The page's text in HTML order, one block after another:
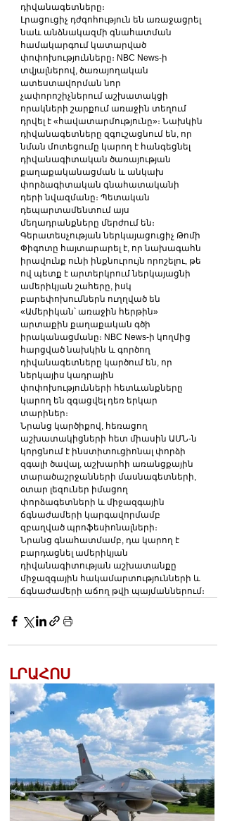
դիվանագետները։
Լրացուցիչ դժգոհություն են առաջացրել
նաև անձնակազմի գնահատման
համակարգում կատարված
փոփոխությունները։ NBC News-ի
տվյալներով, ծառայողական
ատեստավորման նոր
չափորոշիչներում աշխատակցի
որակների շարքում առաջին տեղում
դրվել է «հավատարմությունը»։ Նախկին
դիվանագետները զգուշացնում են, որ
նման մոտեցումը կարող է հանգեցնել
դիվանագիտական ծառայության
քաղաքականացման և անկախ
փորձագիտական գնահատականի
դերի նվազմանը։ Պետական
դեպարտամենտում այս
մեղադրանքները մերժում են։
Գերատեսչության ներկայացուցիչ Թոմի
Փիգոտը հայտարարել է, որ նախագահն
իրավունք ունի ինքնուրույն որոշելու, թե
ով պետք է արտերկրում ներկայացնի
ամերիկյան շահերը, իսկ
բարեփոխումներն ուղղված են
«Ամերիկան՝ առաջին հերթին»
արտաքին քաղաքական գծի
իրականացմանը։ NBC News-ի կողմից
հարցված նախկին և գործող
դիվանագետները կարծում են, որ
ներկայիս կադրային
փոփոխությունների հետևանքները
կարող են զգացվել դեռ երկար
տարիներ։
Նրանց կարծիքով, հեռացող
աշխատակիցների հետ միասին ԱՄՆ-ն
կորցնում է ինստիտուցիոնալ փորձի
զգալի ծավալ, աշխարհի առանցքային
տարածաշրջանների մասնագետների,
օտար լեզուներ իմացող
փորձագետների և միջազգային
ճգնաժամերի կարգավորմամբ
զբաղված պրոֆեսիոնալների։
Նրանց գնահատմամբ, դա կարող է
բարդացնել ամերիկյան
դիվանագիտության աշխատանքը
միջազգային հակամարտությունների և
ճգնաժամերի աճող թվի պայմաններում։
ԼՐԱՀՈՍ